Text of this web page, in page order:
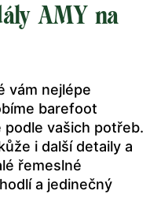
AMY na
vám nejlépe
barefoot
podle vašich potřeb.
i další detaily a
řemeslné
a jedinečný